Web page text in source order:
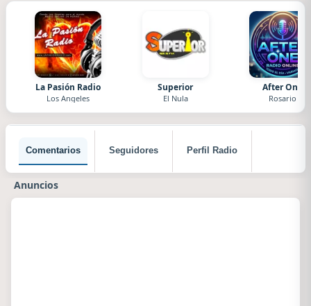
La Pasión Radio
Los Angeles
Superior
El Nula
After One
Rosario
Comentarios Seguidores Perfil Radio
Anuncios